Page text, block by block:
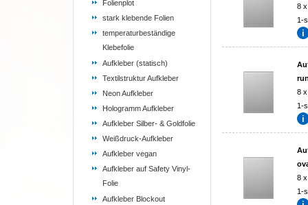
Folienplot
stark klebende Folien
temperaturbeständige
Klebefolie
Aufkleber (statisch)
Textilstruktur Aufkleber
Neon Aufkleber
Hologramm Aufkleber
Aufkleber Silber- & Goldfolie
Weißdruck-Aufkleber
Aufkleber vegan
Aufkleber auf Safety Vinyl-
Folie
Aufkleber Blockout
8
1-
8
1-
8
1-